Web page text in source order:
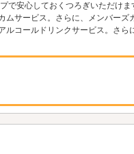
で安心しておくつろぎいただけ
サービス。さらに、メンバーズ
コールドリンクサービス。さら